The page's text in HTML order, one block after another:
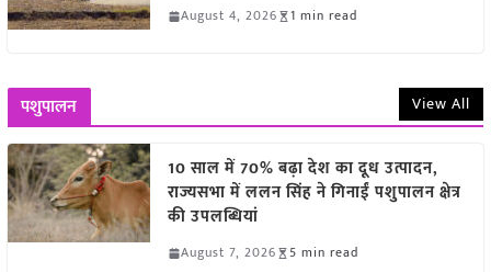
August 4, 2026 1 min read
पशुपालन View All
10 साल में 70% बढ़ा देश का दूध उत्पादन,
राज्यसभा में ललन सिंह ने गिनाईं पशुपालन क्षेत्र
की उपलब्धियां
August 7, 2026 5 min read